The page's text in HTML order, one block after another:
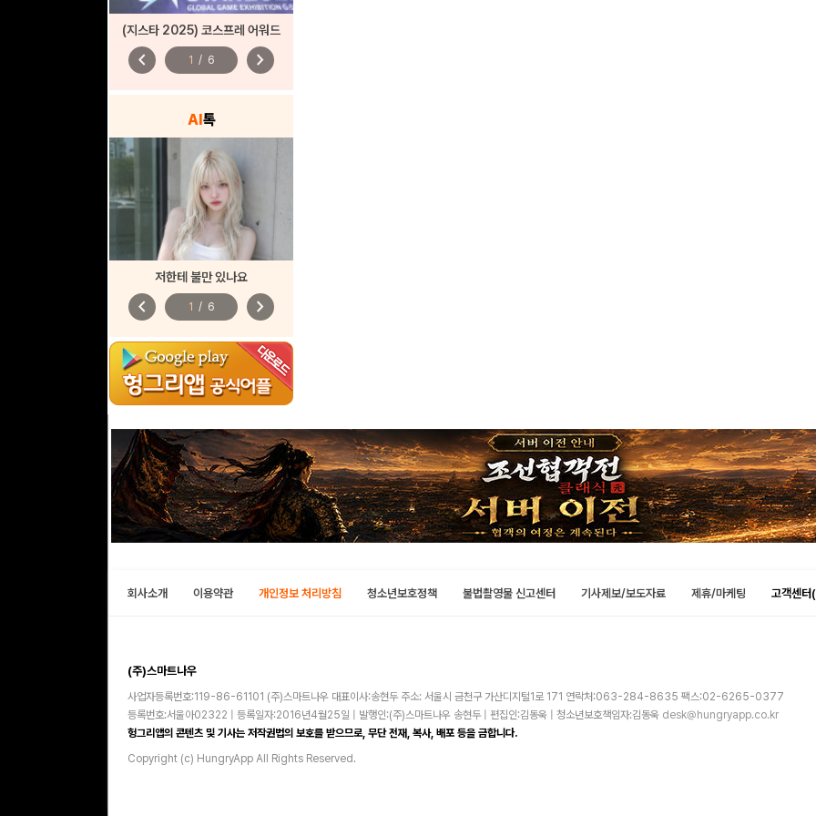
(지스타 2025) 코스프레 어워드
chevron_left 1 / 6 chevron_right
AI톡
저한테 불만 있나요
chevron_left 1 / 6 chevron_right
회사소개 이용약관 개인정보 처리방침 청소년보호정책 불법촬영물 신고센터 기사제보/보도자료 제휴/마케팅 고객센
(주)스마트나우
사업자등록번호:119-86-61101 (주)스마트나우 대표이사:송현두 주소: 서울시 금천구 가산디지털1로 171 연락처:063-284-8635 팩스:02-6265-0377
등록번호:서울아02322 | 등록일자:2016년4월25일 | 발행인:(주)스마트나우 송현두 | 편집인:김동욱 | 청소년보호책임자:김동욱 desk@hungryapp.co.kr
헝그리앱의 콘텐츠 및 기사는 저작권법의 보호를 받으므로, 무단 전재, 복사, 배포 등을 금합니다.
Copyright (c) HungryApp All Rights Reserved.